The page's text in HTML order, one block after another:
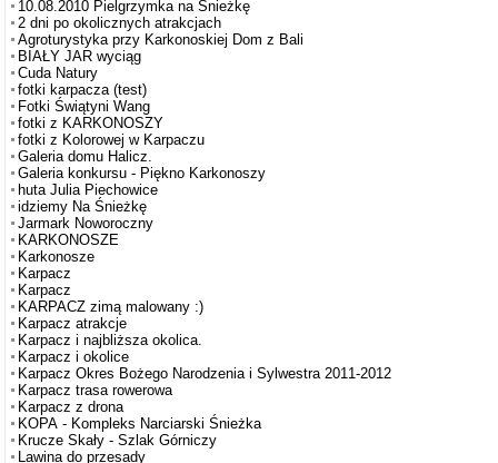
10.08.2010 Pielgrzymka na Śnieżkę
2 dni po okolicznych atrakcjach
Agroturystyka przy Karkonoskiej Dom z Bali
BIAŁY JAR wyciąg
Cuda Natury
fotki karpacza (test)
Fotki Świątyni Wang
fotki z KARKONOSZY
fotki z Kolorowej w Karpaczu
Galeria domu Halicz.
Galeria konkursu - Piękno Karkonoszy
huta Julia Piechowice
idziemy Na Śnieżkę
Jarmark Noworoczny
KARKONOSZE
Karkonosze
Karpacz
Karpacz
KARPACZ zimą malowany :)
Karpacz atrakcje
Karpacz i najbliższa okolica.
Karpacz i okolice
Karpacz Okres Bożego Narodzenia i Sylwestra 2011-2012
Karpacz trasa rowerowa
Karpacz z drona
KOPA - Kompleks Narciarski Śnieżka
Krucze Skały - Szlak Górniczy
Lawina do przesady